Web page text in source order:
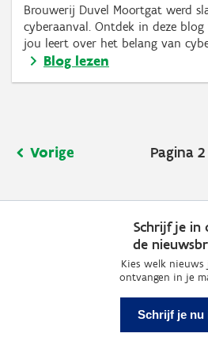
Brouwerij Duvel Moortgat werd
cyberaanval. Ontdek in deze
jou leert over het belang van
Blog lezen
Vorige
Vorige Pagina 2
Schrijf je in
de
Kies welk
ontvangen in je
Schrijf je nu